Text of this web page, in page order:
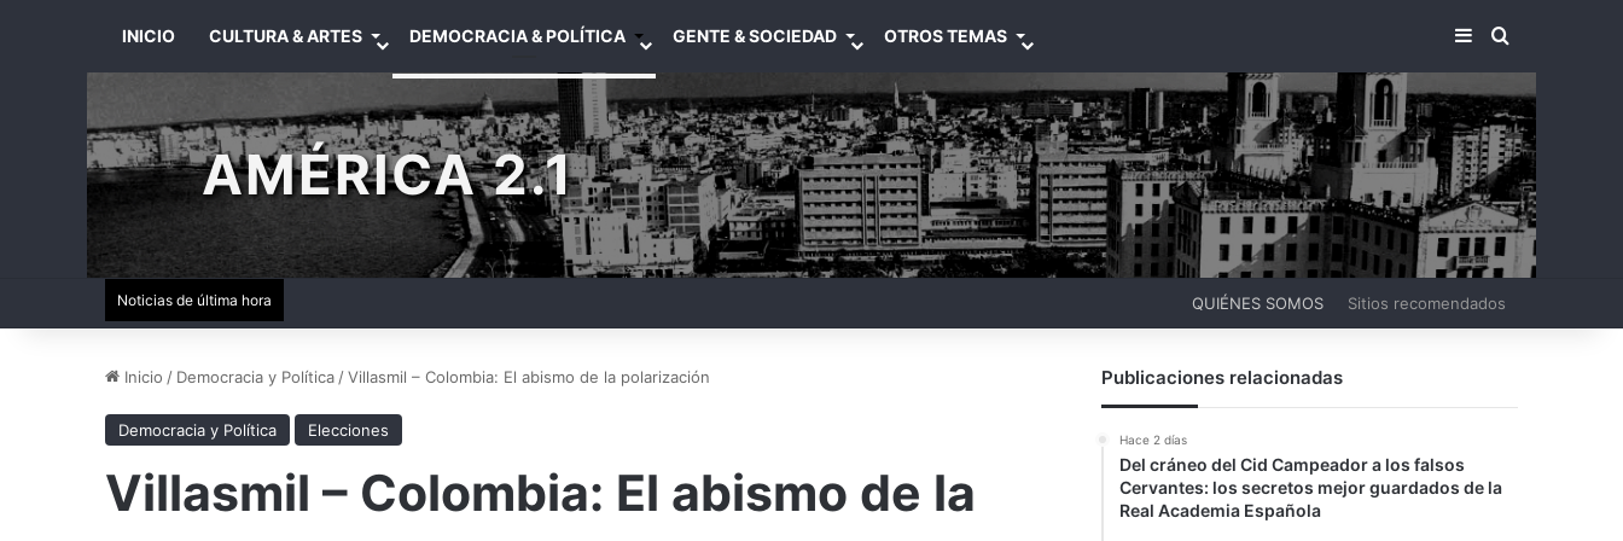
INICIO CULTURA & ARTES DEMOCRACIA & POLÍTICA GENTE & SOCIEDAD OTROS TEMAS BARRA LATERAL
BUSCAR
AMÉRICA 2.1
Noticias de última hora QUIÉNES SOMOS Sitios recomendados
Inicio / Democracia y Política /Villasmil – Colombia: El abismo de la polarización
Democracia y Política Elecciones
Villasmil – Colombia: El abismo de la
Publicaciones relacionadas
Hace 2 días
Del cráneo del Cid Campeador a los falsos
Cervantes: los secretos mejor guardados de la
Real Academia Española